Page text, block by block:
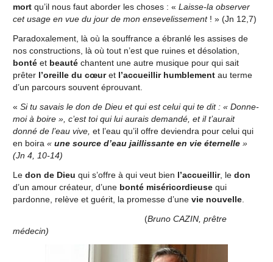
mortqu’il nous faut aborder les choses : « Laisse-la observer
cet usage en vue du jour de mon ensevelissement ! » (Jn 12,7)
Paradoxalement, là où la souffrance a ébranlé les assises de
nos constructions, là où tout n’est que ruines et désolation,
bontéet beautéchantent une autre musique pour qui sait
prêter l’oreille du cœuret l’accueillir humblementau terme
d’un parcours souvent éprouvant.
« Si tu savais le don de Dieu et qui est celui qui te dit : « Donne-
moi à boire », c’est toi qui lui aurais demandé, et il t’aurait
donné de l’eau vive, et l’eau qu’il offre deviendra pour celui qui
en boira « une source d’eau jaillissante en vie éternelle »
(Jn 4, 10-14)
Le don de Dieu qui s’offre à qui veut bien l’accueillir, le don
d’un amour créateur, d’une bonté miséricordieusequi
pardonne, relève et guérit, la promesse d’une vie nouvelle.
(Bruno CAZIN, prêtre
médecin)